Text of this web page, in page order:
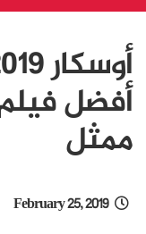
أفضل
ممثل
February 25, 2019